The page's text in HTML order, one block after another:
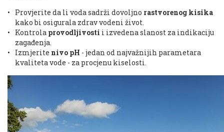
Provjerite da li voda sadrži dovoljno rastvorenog kisika
kako bi osigurala zdrav vodeni život.
Kontrola provodljivosti i izvedena slanost za indikaciju
zagađenja.
Izmjerite nivo pH - jedan od najvažnijih parametara
kvaliteta vode - za procjenu kiselosti.